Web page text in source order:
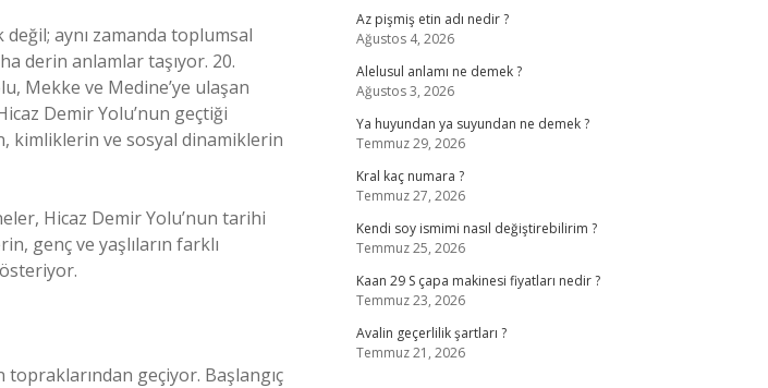
aynı zamanda toplumsal
derin anlamlar taşıyor. 20.
Mekke ve Medine’ye ulaşan
Demir Yolu’nun geçtiği
kimliklerin ve sosyal dinamiklerin
Hicaz Demir Yolu’nun tarihi
genç ve yaşlıların farklı
geçiyor. Başlangıç
Az pişmiş etin adı nedir ?
Ağustos 4, 2026
Alelusul anlamı ne demek ?
Ağustos 3, 2026
Ya huyundan ya suyundan ne demek ?
Temmuz 29, 2026
Kral kaç numara ?
Temmuz 27, 2026
Kendi soy ismimi nasıl değiştirebilirim ?
Temmuz 25, 2026
Kaan 29 S çapa makinesi fiyatları nedir ?
Temmuz 23, 2026
Avalin geçerlilik şartları ?
Temmuz 21, 2026